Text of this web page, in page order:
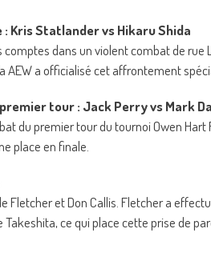
Kris Statlander vs Hikaru Shida
dans un violent combat de rue
AEW a officialisé cet affrontement
tour : Jack Perry vs Mark
du premier tour du tournoi Owen Hart
place en finale.
Fletcher et Don Callis. Fletcher a
ce qui place cette prise de